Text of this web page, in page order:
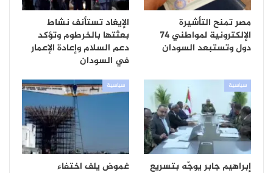
مصر تمنح التأشيرة
الإلكترونية لمواطني 74
دول وتستبعد السودان
الإيغاد تستأنف نشاط
بعثتها بالخرطوم وتؤكد
دعم السلام وإعادة الإعمار
في السودان
سياسية
إبراهيم جابر يوجّه بتسريع
سياسية
غموض يلف اختفاء